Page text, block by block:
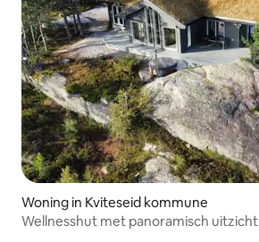
Woning in Kviteseid kommune
Wellnesshut met panoramisch uitzicht